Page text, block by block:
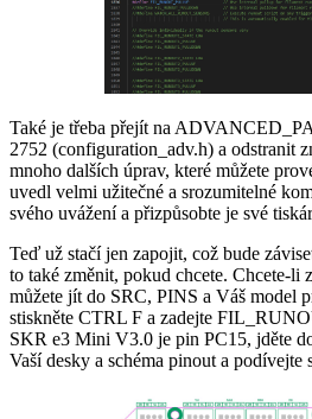
Také je třeba přejít na
2752 (configuration_adv.h) a odstranit
mnoho dalších úprav, které můžete
uvedl velmi užitečné a srozumitelné
svého uvážení a přizpůsobte je své
Teď už stačí jen zapojit, což bude
to také změnit, pokud chcete. Chcete-li
můžete jít do SRC, PINS a Váš model
stiskněte CTRL F a zadejte
SKR e3 Mini V3.0 je pin PC15, jděte
Vaší desky a schéma pinout a podívejte